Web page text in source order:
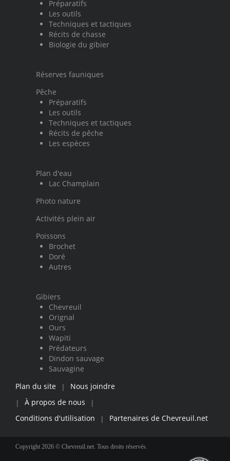
Préparatifs
Les outils
Techniques et tactiques
Récits de chasse
Biologie du gibier
Réserves fauniques
Pêche
Préparatifs
Les outils
Techniques et tactiques
Récits de pêche
Les espèces
Plan d'eau
Lac Champlain
Photo nature
Activités plein air
Poissons
Brochet
Doré
Autres
Gibiers
Chevreuil
Orignal
Ours
Wapiti
Prédateurs
Dindon sauvage
Sauvagine
Plan du site
|
Nous joindre
|
À propos de nous
|
Conditions d'utilisation
| Partenaires de Chevreuil.net
Copyright 2026 © Chevreuil.net. Tous droits réservés.